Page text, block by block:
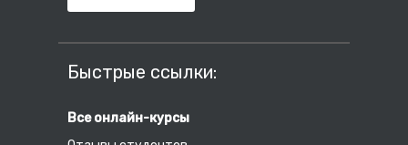
Все онлайн-курсы
Быстрые ссылки: